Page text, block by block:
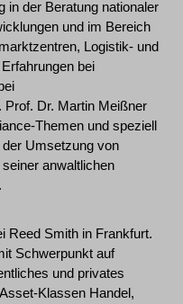
in der Beratung nationaler
und im Bereich
Logistik- und
bei
Dr. Martin Meißner
Themen und speziell
Umsetzung von
anwaltlichen
Reed Smith in Frankfurt.
Schwerpunkt auf
und privates
Klassen Handel,